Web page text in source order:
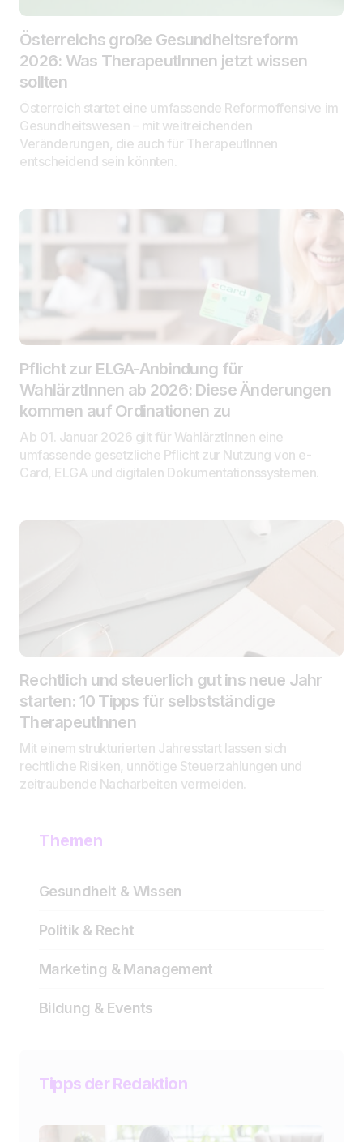
Österreichs große Gesundheitsreform
2026: Was TherapeutInnen jetzt wissen
sollten
Österreich startet eine umfassende Reformoffensive im
Gesundheitswesen – mit weitreichenden
Veränderungen, die auch für TherapeutInnen
entscheidend sein könnten.
Pflicht zur ELGA-Anbindung für
WahlärztInnen ab 2026: Diese Änderungen
kommen auf Ordinationen zu
Ab 01. Januar 2026 gilt für WahlärztInnen eine
umfassende gesetzliche Pflicht zur Nutzung von e-
Card, ELGA und digitalen Dokumentationssystemen.
Rechtlich und steuerlich gut ins neue Jahr
starten: 10 Tipps für selbstständige
TherapeutInnen
Mit einem strukturierten Jahresstart lassen sich
rechtliche Risiken, unnötige Steuerzahlungen und
zeitraubende Nacharbeiten vermeiden.
Themen
Gesundheit & Wissen
Politik & Recht
Marketing & Management
Bildung & Events
Tipps der Redaktion